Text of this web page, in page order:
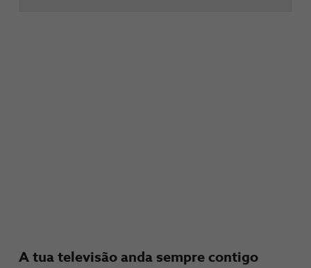
A tua televisão anda sempre contigo